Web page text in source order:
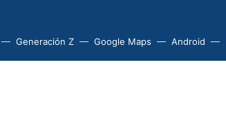
Generación Z Google Maps Android